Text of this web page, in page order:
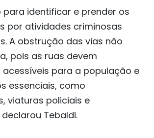
identificar e prender os
por atividades criminosas
A obstrução das vias não
pois as ruas devem
para a população e
essenciais, como
viaturas policiais e
Tebaldi.